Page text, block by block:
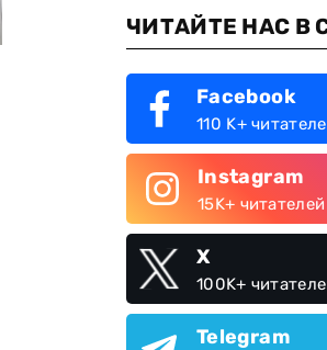
ЧИТАЙТЕ НАС В
Facebook
110 K+
Instagram
15K+ читателей
X
100K+
Telegram